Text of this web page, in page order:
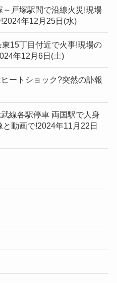
～戸塚駅間で沿線火災!現場
年12月25日(水)
東15丁目付近で火事!現場の
年12月6日(土)
ートショック?突然の訃報
線各駅停車 両国駅で人身
動画で!2024年11月22日